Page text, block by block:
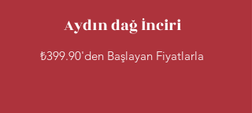
Aydın dağ İnciri
₺399.90'den Başlayan Fiyatlarla